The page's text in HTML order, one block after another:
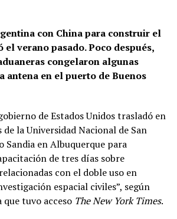
con China para construir el
verano pasado. Poco después,
congelaron algunas
antena en el puerto de Buenos
de Estados Unidos trasladó en
la Universidad Nacional de San
Sandia en Albuquerque para
de tres días sobre
con el doble uso en
espacial civiles”, según
tuvo acceso The New York Times.